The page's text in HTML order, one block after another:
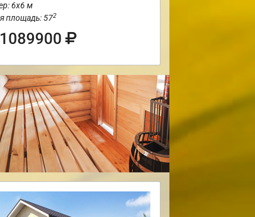
6х6 м
площадь: 572